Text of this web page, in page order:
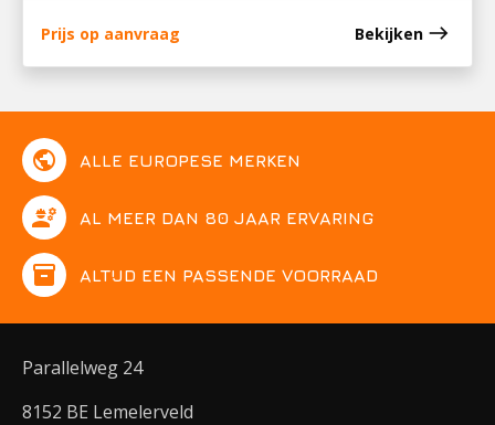
Prijs op aanvraag Bekijken east
public ALLE EUROPESE MERKEN
engineering AL MEER DAN 80 JAAR ERVARING
inventory ALTIJD EEN PASSENDE VOORRAAD
Parallelweg 24
8152 BE Lemelerveld